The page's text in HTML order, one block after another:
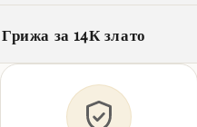
Грижа за 14К злато